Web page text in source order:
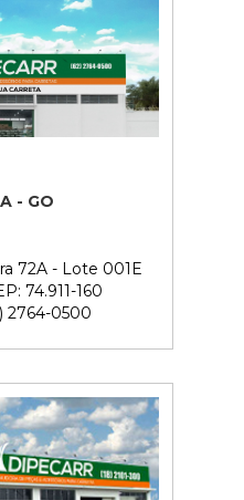
- GO
72A - Lote 001E
74.911-160
2764-0500